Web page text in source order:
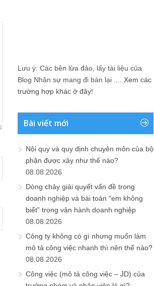
Lưu ý: Các bên lừa đảo, lấy tài liệu của
Blog Nhân sự mang đi bán lại .... Xem các
trường hợp khác ở đây!
Bài viết mới
Nội quy và quy định chuyên môn của bộ
phận được xây như thế nào?
08.08.2026
Dòng chảy giải quyết vấn đề trong
doanh nghiệp và bài toán “em không
biết” trong vận hành doanh nghiệp
08.08.2026
Công ty không có gì nhưng muốn làm
mô tả công việc nhanh thì nên thế nào?
08.08.2026
Công việc (mô tả công việc – JD) của